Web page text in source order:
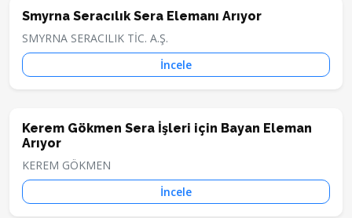
Smyrna Seracılık Sera Elemanı Arıyor
SMYRNA SERACILIK TİC. A.Ş.
İncele
Kerem Gökmen Sera İşleri için Bayan Eleman
Arıyor
KEREM GÖKMEN
İncele